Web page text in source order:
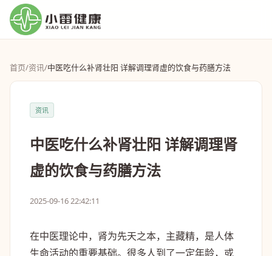
首页/资讯/中医吃什么补肾壮阳 详解调理肾虚的饮食与药膳方法
资讯
中医吃什么补肾壮阳 详解调理肾
虚的饮食与药膳方法
2025-09-16 22:42:11
在中医理论中，肾为先天之本，主藏精，是人体
生命活动的重要基础。很多人到了一定年龄，或